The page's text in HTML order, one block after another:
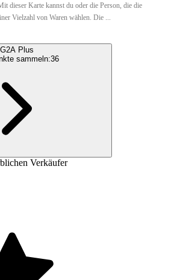
dieser Karte kannst du oder die Person, die die
Vielzahl von Waren wählen. Die ...
G2A Plus
sammeln:36
Verkäufer